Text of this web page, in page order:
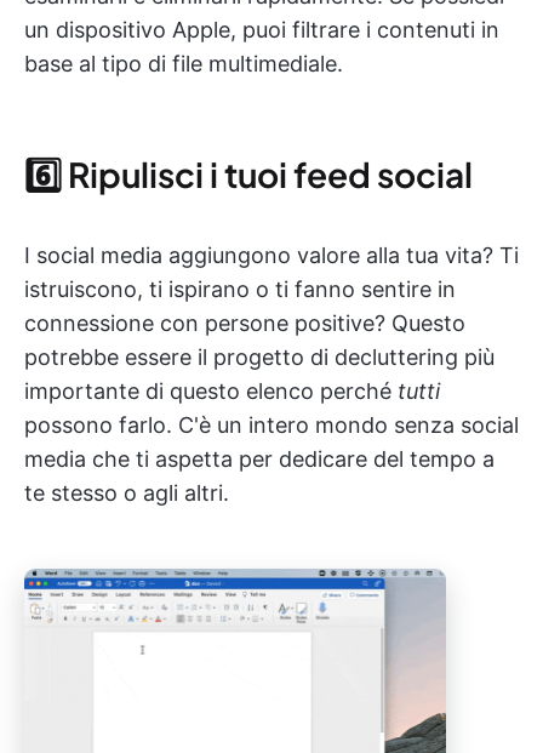
un dispositivo Apple, puoi filtrare i contenuti in
base al tipo di file multimediale.
6️⃣ Ripulisci i tuoi feed social
I social media aggiungono valore alla tua vita? Ti
istruiscono, ti ispirano o ti fanno sentire in
connessione con persone positive? Questo
potrebbe essere il progetto di decluttering più
importante di questo elenco perché tutti
possono farlo. C'è un intero mondo senza social
media che ti aspetta per dedicare del tempo a
te stesso o agli altri.